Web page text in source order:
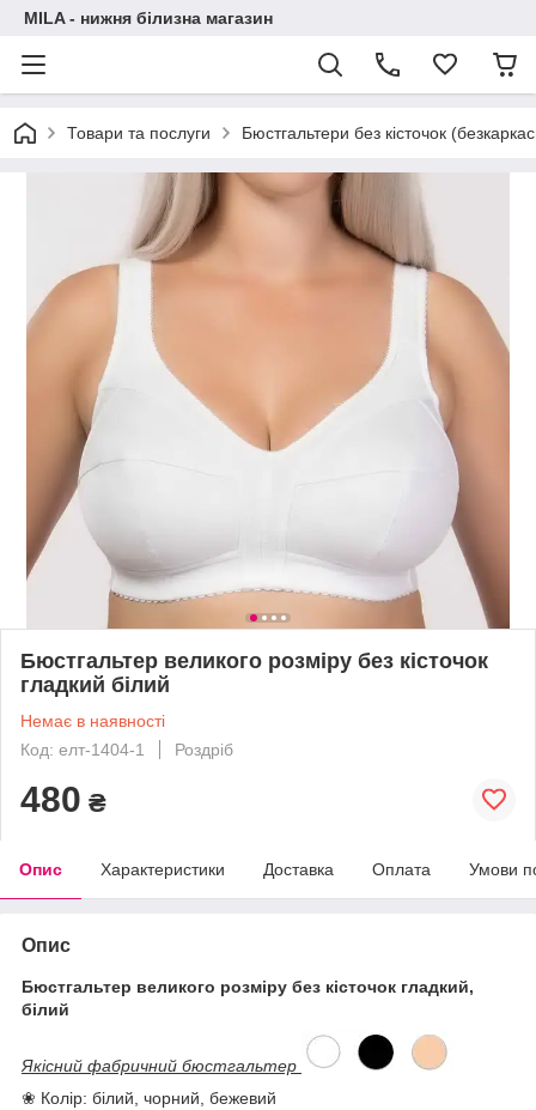
MILA - нижня білизна магазин
Товари та послуги Бюстгальтери без кісточок
Бюстгальтер великого розміру без кісточок
гладкий білий
Немає в наявності
Код: елт-1404-1
Роздріб
480 ₴
Опис Характеристики Доставка Оплата Умови
Опис
Бюстгальтер великого розміру без кісточок гладкий,
білий
Якісний фабричний бюстгальтер
❀ Колір: білий, чорний, бежевий